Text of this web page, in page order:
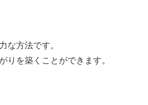
な方法です。
りを築くことができます。